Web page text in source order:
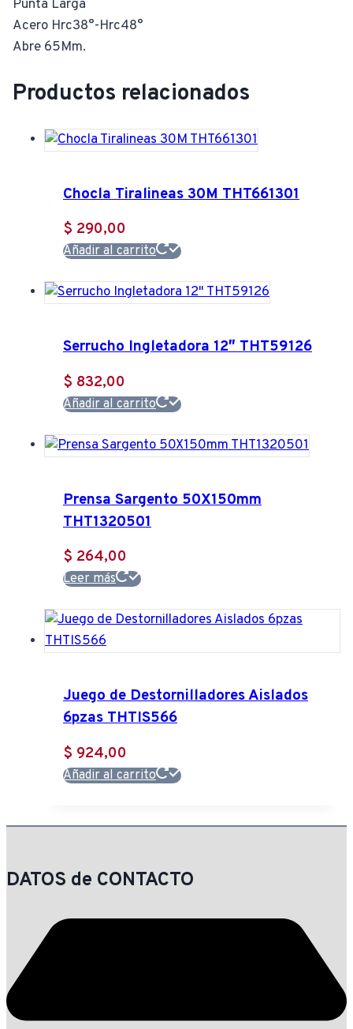
Punta Larga
Acero Hrc38°-Hrc48°
Abre 65Mm.
Productos relacionados
Chocla Tiralineas 30M THT661301
$ 290,00
Añadir al carrito
Serrucho Ingletadora 12″ THT59126
$ 832,00
Añadir al carrito
Prensa Sargento 50X150mm
THT1320501
$ 264,00
Leer más
Juego de Destornilladores Aislados
6pzas THTIS566
$ 924,00
Añadir al carrito
DATOS de CONTACTO